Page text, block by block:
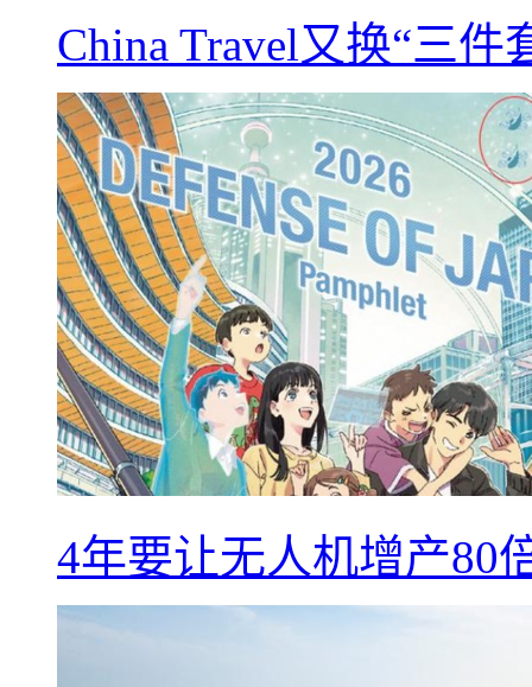
China Travel又换“三
4年要让无人机增产80